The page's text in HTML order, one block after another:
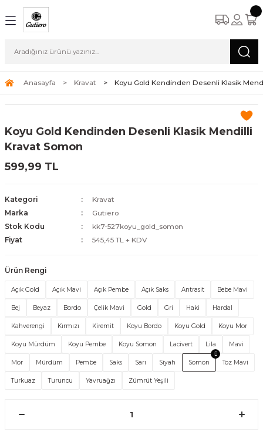
Anasayfa Kravat Koyu Gold Kendinden Desenli Klasik
Koyu Gold Kendinden Desenli Klasik Mendilli
Kravat Somon
599,99 TL
Kategori
Kravat
Marka
Gutiero
Stok Kodu
kk7-527koyu_gold_somon
Fiyat
545,45 TL + KDV
Ürün Rengi
Açık Gold Açık Mavi Açık Pembe Açık Saks Antrasit Bebe Mavi
Bej Beyaz Bordo Çelik Mavi Gold Gri Haki Hardal
Kahverengi Kırmızı Kiremit Koyu Bordo Koyu Gold Koyu Mor
Koyu Mürdüm Koyu Pembe Koyu Somon Lacivert Lila Mavi
Mor Mürdüm Pembe Saks Sarı Siyah Somon Toz Mavi
Turkuaz Turuncu Yavruağzı Zümrüt Yeşili